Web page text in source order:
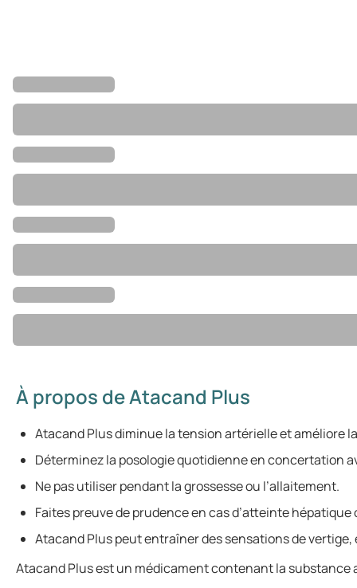
À propos de Atacand Plus
Atacand Plus diminue la tension artérielle et améliore
Déterminez la posologie quotidienne en concertation
Ne pas utiliser pendant la grossesse ou l’allaitement.
Faites preuve de prudence en cas d’atteinte hépatique
Atacand Plus peut entraîner des sensations de
Atacand Plus est un médicament contenant la substance